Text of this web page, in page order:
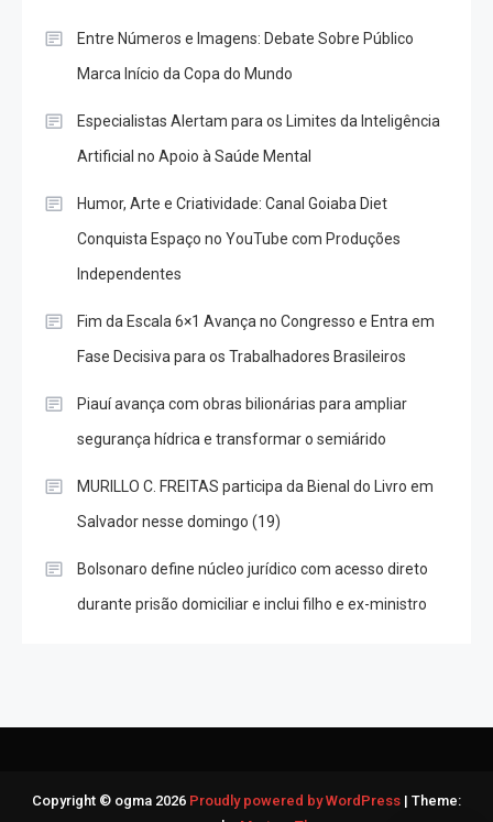
Entre Números e Imagens: Debate Sobre Público
Marca Início da Copa do Mundo
Especialistas Alertam para os Limites da Inteligência
Artificial no Apoio à Saúde Mental
Humor, Arte e Criatividade: Canal Goiaba Diet
Conquista Espaço no YouTube com Produções
Independentes
Fim da Escala 6×1 Avança no Congresso e Entra em
Fase Decisiva para os Trabalhadores Brasileiros
Piauí avança com obras bilionárias para ampliar
segurança hídrica e transformar o semiárido
MURILLO C. FREITAS participa da Bienal do Livro em
Salvador nesse domingo (19)
Bolsonaro define núcleo jurídico com acesso direto
durante prisão domiciliar e inclui filho e ex-ministro
Copyright © ogma 2026 Proudly powered by WordPress | Theme: